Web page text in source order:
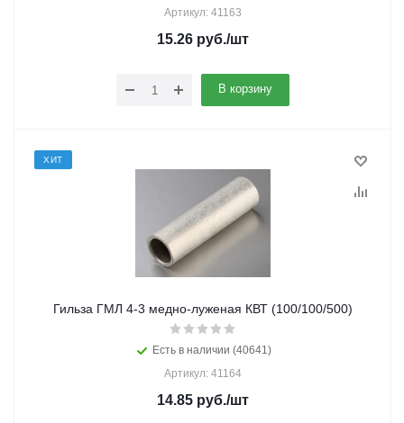
Артикул: 41163
15.26 руб./шт
В корзину
ХИТ
Гильза ГМЛ 4-3 медно-луженая КВТ (100/100/500)
Есть в наличии (40641)
Артикул: 41164
14.85 руб./шт